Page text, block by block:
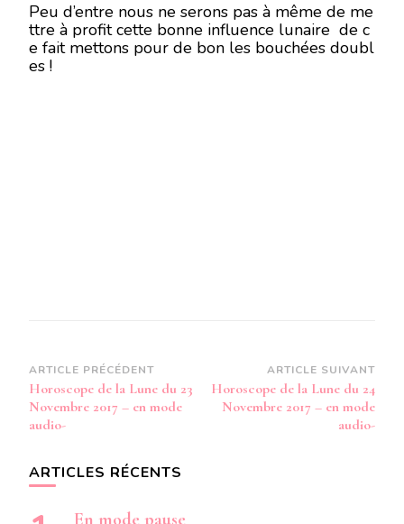
Peu d’entre nous ne serons pas à même de me
ttre à profit cette bonne influence lunaire de c
e fait mettons pour de bon les bouchées doubl
es !
Navigation
d’article
ARTICLE PRÉCÉDENT
Horoscope de la Lune du 23
Novembre 2017 – en mode
audio-
ARTICLE SUIVANT
Horoscope de la Lune du 24
Novembre 2017 – en mode
audio-
ARTICLES RÉCENTS
En mode pause